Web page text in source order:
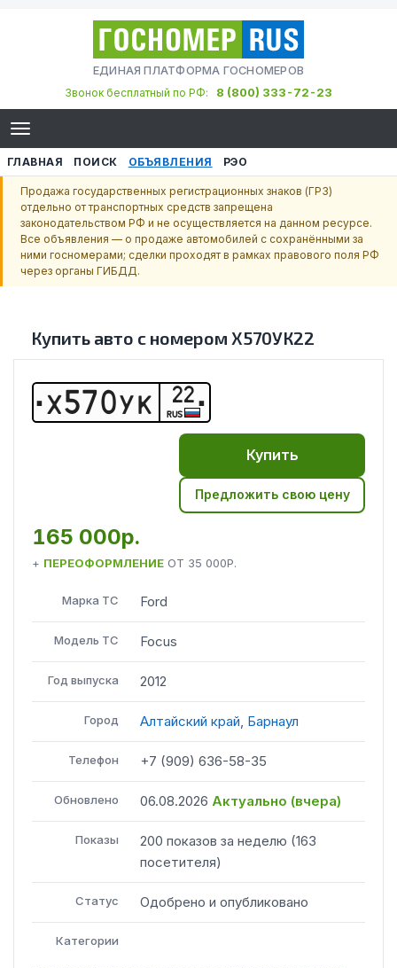
ЕДИНАЯ ПЛАТФОРМА ГОСНОМЕРОВ
Звонок бесплатный по РФ:
8 (800) 333-72-23
ГЛАВНАЯ ПОИСК ОБЪЯВЛЕНИЯ РЭО
Продажа государственных регистрационных знаков (ГРЗ)
отдельно от транспортных средств запрещена
законодательством РФ и не осуществляется на данном ресурсе.
Все объявления — о продаже автомобилей с сохранёнными за
ними госномерами; сделки проходят в рамках правового поля РФ
через органы ГИБДД.
Купить авто с номером Х570УК22
Х570УК 22
RUS
Купить
Предложить свою цену
165 000р.
+ ПЕРЕОФОРМЛЕНИЕ ОТ 35 000Р.
Марка ТС Ford
Модель ТС Focus
Год выпуска 2012
Город Алтайский край Барнаул
Телефон +7 (909) 636-58-35
Обновлено 06.08.2026 Актуально (вчера)
Показы 200 показов за неделю (163
посетителя)
Статус Одобрено и опубликовано
Категории